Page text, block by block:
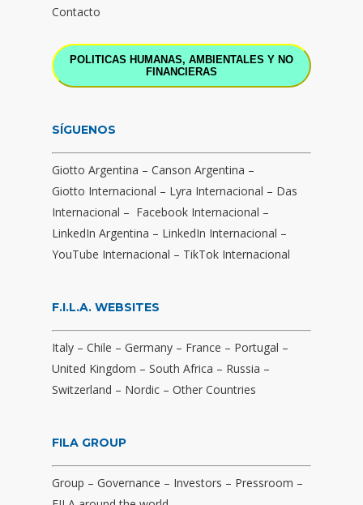
Contacto
POLITICAS HUMANAS, AMBIENTALES Y NO
FINANCIERAS
SÍGUENOS
Giotto Argentina – Canson Argentina –
Giotto Internacional – Lyra Internacional – Das
Internacional – Facebook Internacional –
LinkedIn Argentina – LinkedIn Internacional –
YouTube Internacional – TikTok Internacional
F.I.L.A. WEBSITES
Italy – Chile – Germany – France – Portugal –
United Kingdom – South Africa – Russia –
Switzerland – Nordic – Other Countries
FILA GROUP
Group – Governance – Investors – Pressroom –